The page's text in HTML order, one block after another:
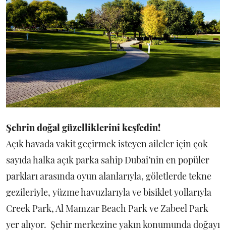
Şehrin doğal güzelliklerini keşfedin!
Açık havada vakit geçirmek isteyen aileler için çok
sayıda halka açık parka sahip Dubai’nin en popüler
parkları arasında oyun alanlarıyla, göletlerde tekne
gezileriyle, yüzme havuzlarıyla ve bisiklet yollarıyla
Creek Park, Al Mamzar Beach Park ve Zabeel Park
yer alıyor. Şehir merkezine yakın konumunda doğayı